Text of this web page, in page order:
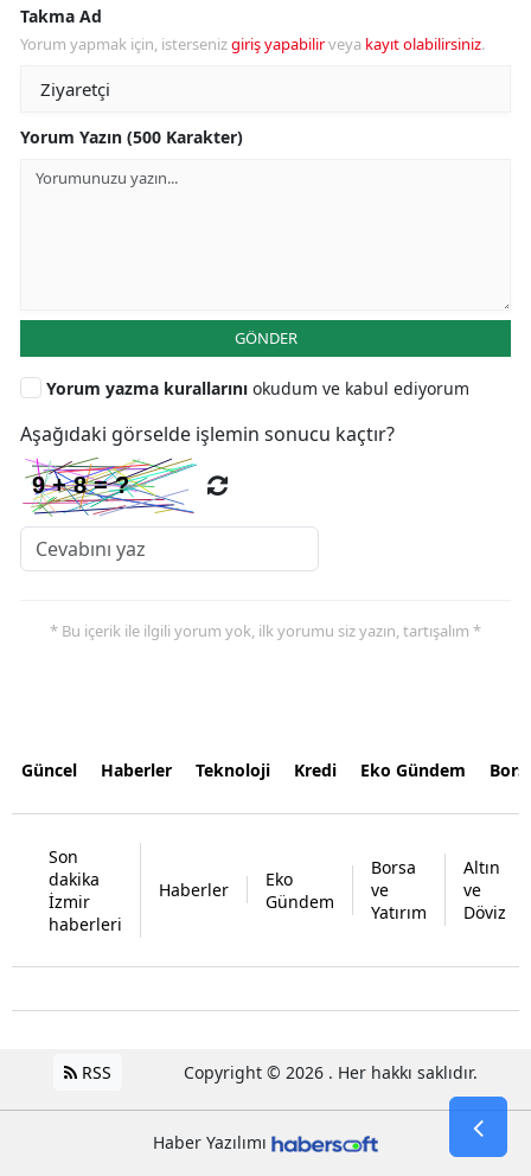
Takma Ad
Yorum yapmak için, istersenizgiriş yapabilirveya kayıt olabilirsiniz.
Yorum Yazın (500 Karakter)
GÖNDER
Yorum yazma kurallarını okudum ve kabul ediyorum
Aşağıdaki görselde işlemin sonucu kaçtır?
* Bu içerik ile ilgili yorum yok, ilk yorumu siz yazın, tartışalım *
Güncel Haberler Teknoloji Kredi Eko Gündem
Son
dakika
İzmir
haberleri
Haberler
Eko
Gündem
Borsa
ve
Yatırım
Altın
ve
Döviz
RSS Copyright © 2026 . Her hakkı saklıdır.
Haber Yazılımı